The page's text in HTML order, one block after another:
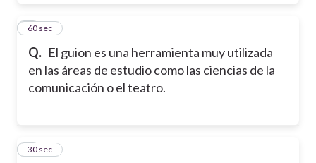
Q. El guion es una herramienta muy utilizada
en las áreas de estudio como las ciencias de la
comunicación o el teatro.
860 sec
9
30 sec